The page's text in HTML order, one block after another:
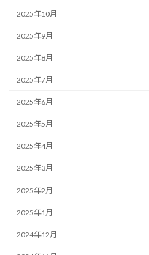
2025年10月
2025年9月
2025年8月
2025年7月
2025年6月
2025年5月
2025年4月
2025年3月
2025年2月
2025年1月
2024年12月